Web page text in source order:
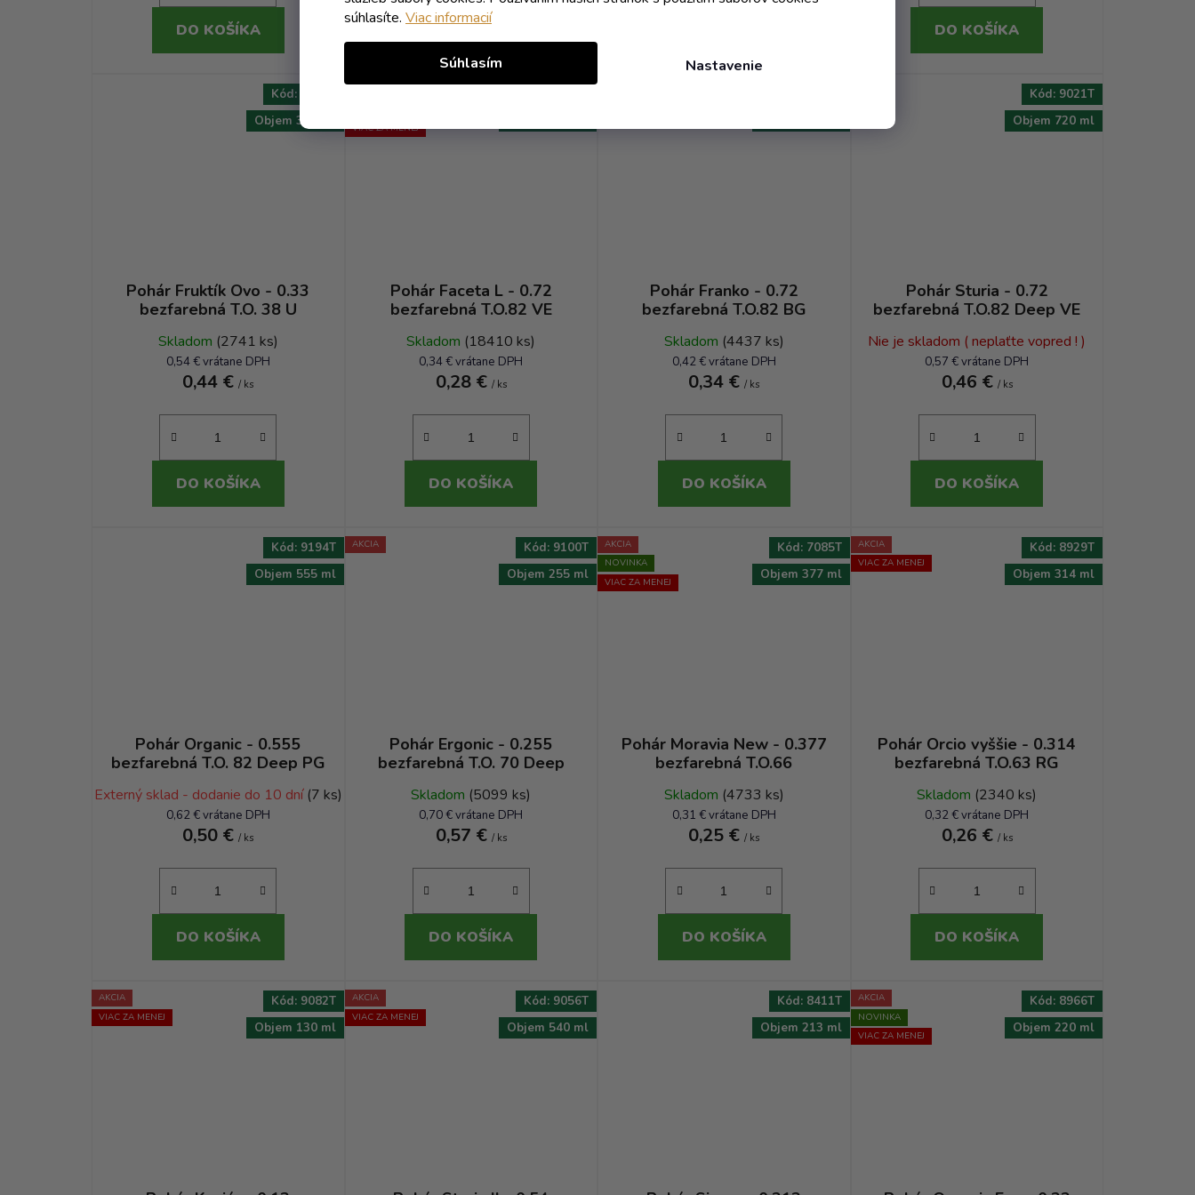
súhlasíte. Viac informacií
Nastavenie
Súhlasím
DO KOŠÍKA DO KOŠÍKA DO KOŠÍKA
Pohár Fruktík Ovo - 0.33
bezfarebná T.O. 38 U
Skladom (2741 ks)
0,54 € vrátane DPH
0,44 €/ ks
DO KOŠÍKA
Objem 330 ml
Kód:
VIAC ZA MENEJ
Pohár Faceta L - 0.72
bezfarebná T.O.82 VE
Skladom (18410 ks)
0,34 € vrátane DPH
0,28 € / ks
DO KOŠÍKA
Pohár Franko - 0.72
bezfarebná T.O.82 BG
Skladom (4437 ks)
0,42 € vrátane DPH
0,34 €/ ks
DO KOŠÍKA
Pohár Sturia - 0.72
bezfarebná T.O.82 Deep VE
Nie je skladom ( neplaťte vopred ! )
0,57 € vrátane DPH
0,46 € / ks
DO KOŠÍKA
Objem 720 ml
Kód: 9021T
Pohár Organic - 0.555
bezfarebná T.O. 82 Deep PG
Externý sklad - dodanie do 10 dní (7 ks)
0,62 € vrátane DPH
0,50 €/ ks
DO KOŠÍKA
Objem 555 ml
Kód: 9194T AKCIA
Pohár Ergonic - 0.255
bezfarebná T.O. 70 Deep
Skladom (5099 ks)
0,70 € vrátane DPH
0,57 € / ks
DO KOŠÍKA
Objem 255 ml
Kód: 9100T
AKCIA
NOVINKA
VIAC ZA MENEJ
Pohár Moravia New - 0.377
bezfarebná T.O.66
Skladom (4733 ks)
0,31 € vrátane DPH
0,25 €/ ks
DO KOŠÍKA
Objem 377 ml
Kód: 7085T
AKCIA
VIAC ZA MENEJ
Pohár Orcio vyššie - 0.314
bezfarebná T.O.63 RG
Skladom (2340 ks)
0,32 € vrátane DPH
0,26 € / ks
DO KOŠÍKA
Objem 314 ml
Kód: 8929T
AKCIA
VIAC ZA MENEJ
Objem 130 ml
Kód: 9082T
AKCIA
VIAC ZA MENEJ
Objem 540 ml
Kód: 9056T
Objem 213 ml
Kód: 8411T
AKCIA
NOVINKA
VIAC ZA MENEJ
Objem 220 ml
Kód: 8966T